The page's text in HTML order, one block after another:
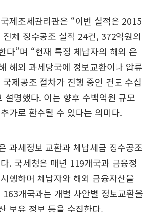
제조세관리관은 “이번 실적은 2015
전체 징수공조 실적 24건, 372억원의
다”며 “현재 특정 체납자의 해외 은
해외 과세당국에 정보교환이나 압류
제공조 절차가 진행 중인 건도 수십
설명했다. 이는 향후 수백억원 규모
가로 환수될 수 있다는 의미다.
과세정보 교환과 체납세금 징수공조
. 국세청은 매년 119개국과 금융정
행하며 체납자와 해외 금융자산을
163개국과는 개별 사안별 정보교환을
보유 정보 등을 수집한다.